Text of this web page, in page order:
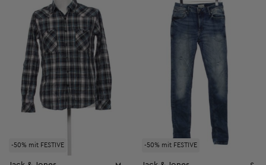
-50% mit FESTIVE -50% mit FESTIVE